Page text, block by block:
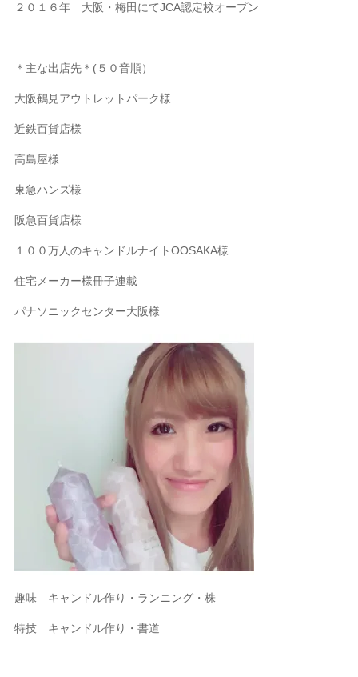
２０１６年 大阪・梅田にてJCA認定校オープン
＊主な出店先＊(５０音順）
大阪鶴見アウトレットパーク様
近鉄百貨店様
高島屋様
東急ハンズ様
阪急百貨店様
１００万人のキャンドルナイトOOSAKA様
住宅メーカー様冊子連載
パナソニックセンター大阪様
趣味 キャンドル作り・ランニング・株
特技 キャンドル作り・書道